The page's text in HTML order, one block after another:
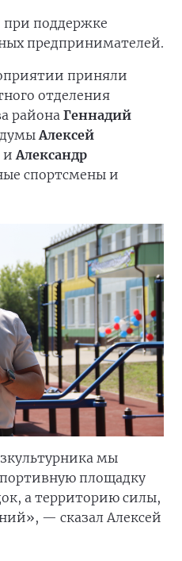
поддержке
предпринимателей.
приняли
отделения
района Геннадий
Алексей
иАлександр
спортсмены и
мы
площадку
а территорию силы,
— сказал Алексей